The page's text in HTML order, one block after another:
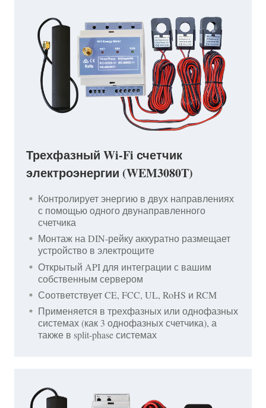
Трехфазный Wi-Fi счетчик
электроэнергии (WEM3080T)
Контролирует энергию в двух направлениях
с помощью одного двунаправленного
счетчика
Монтаж на DIN-рейку аккуратно размещает
устройство в электрощите
Открытый API для интеграции с вашим
собственным сервером
Соответствует CE, FCC, UL, RoHS и RCM
Применяется в трехфазных или однофазных
системах (как 3 однофазных счетчика), а
также в split-phase системах